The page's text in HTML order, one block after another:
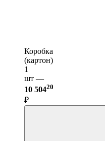
Коробка
(картон)
1
шт —
10 50420
₽